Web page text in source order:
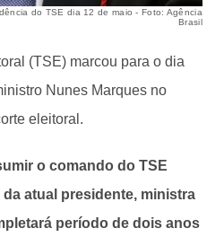
do TSE dia 12 de maio - Foto: Agência
Brasil
(TSE) marcou para o dia
Nunes Marques no
eleitoral.
o comando do TSE
atual presidente, ministra
período de dois anos